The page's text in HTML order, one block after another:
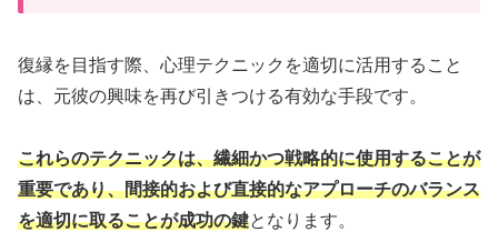
復縁を目指す際、心理テクニックを適切に活用すること
は、元彼の興味を再び引きつける有効な手段です。
これらのテクニックは、繊細かつ戦略的に使用することが
重要であり、間接的および直接的なアプローチのバランス
を適切に取ることが成功の鍵となります。